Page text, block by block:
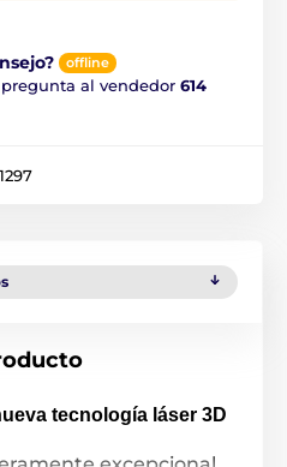
offline
al vendedor 614
tecnología láser 3D